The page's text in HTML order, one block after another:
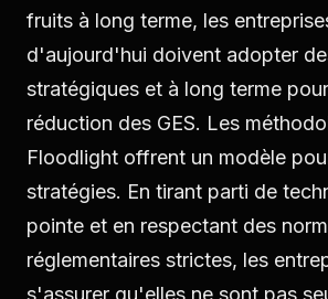
fruits à long terme, les
d'aujourd'hui doivent adopter
stratégiques et à long terme
réduction des GES. Les
Floodlight offrent un modèle
stratégies. En tirant parti de
pointe et en respectant des
réglementaires strictes, les
s'assurer qu'elles ne sont pas